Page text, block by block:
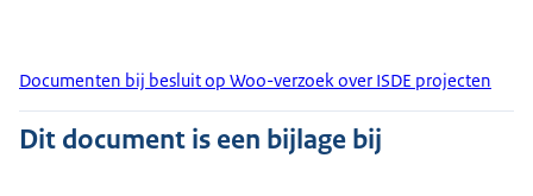
Documenten bij besluit op Woo-verzoek over ISDE projecten
Dit document is een bijlage bij